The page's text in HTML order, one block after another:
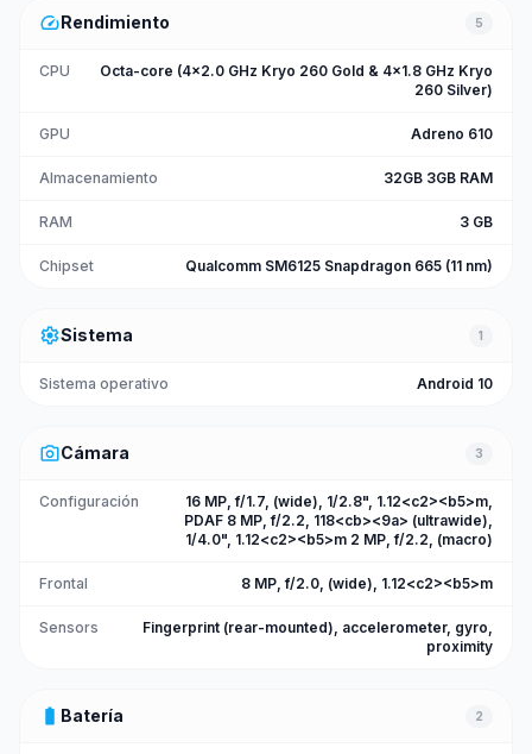
speedRendimiento 5
CPU
Octa-core (4x2.0 GHz Kryo 260 Gold & 4x1.8 GHz Kryo
260 Silver)
GPU Adreno 610
Almacenamiento 32GB 3GB RAM
RAM 3 GB
Chipset Qualcomm SM6125 Snapdragon 665 (11 nm)
settingsSistema 1
Sistema operativo Android 10
photo_cameraCámara 3
Configuración
16 MP, f/1.7, (wide), 1/2.8", 1.12<c2><b5>m,
PDAF 8 MP, f/2.2, 118<cb><9a> (ultrawide),
1/4.0", 1.12<c2><b5>m 2 MP, f/2.2, (macro)
Frontal 8 MP, f/2.0, (wide), 1.12<c2><b5>m
Sensors
Fingerprint (rear-mounted), accelerometer, gyro,
proximity
battery_full Batería 2